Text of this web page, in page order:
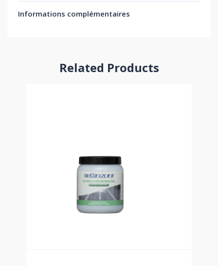
Informations complémentaires
Related Products